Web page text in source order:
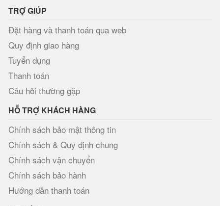
TRỢ GIÚP
Đặt hàng và thanh toán qua web
Quy định giao hàng
Tuyển dụng
Thanh toán
Câu hỏi thường gặp
HỖ TRỢ KHÁCH HÀNG
Chính sách bảo mật thông tin
Chính sách & Quy định chung
Chính sách vận chuyển
Chính sách bảo hành
Hướng dẫn thanh toán